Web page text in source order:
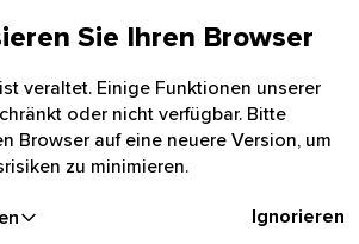
Sie Ihren Browser
veraltet. Einige Funktionen unserer
oder nicht verfügbar. Bitte
Browser auf eine neuere Version, um
zu minimieren.
Ignorieren